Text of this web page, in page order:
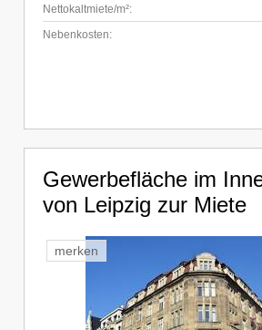
Nettokaltmiete/m²:
Nebenkosten:
Gewerbefläche im
von Leipzig zur Miete
merken